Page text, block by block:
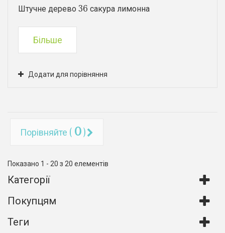
Штучне дерево 36 сакура лимонна
Більше
Додати для порівняння
Порівняйте ( 0)
Показано 1 - 20 з 20 елементів
Категорії
Покупцям
Теги